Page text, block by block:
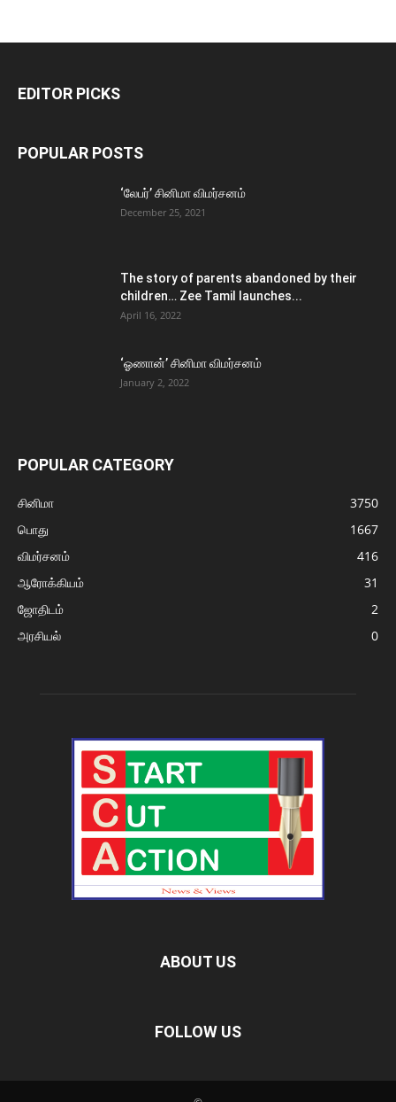
EDITOR PICKS
POPULAR POSTS
‘லேபர்’ சினிமா விமர்சனம்
December 25, 2021
The story of parents abandoned by their
children… Zee Tamil launches...
April 16, 2022
‘ஓணான்’ சினிமா விமர்சனம்
January 2, 2022
POPULAR CATEGORY
சினிமா
3750
பொது
1667
விமர்சனம்
416
ஆரோக்கியம்
31
ஜோதிடம்
2
அரசியல்
0
ABOUT US
FOLLOW US